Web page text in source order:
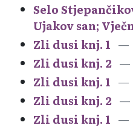
Selo
Ujakov san;
Zli dusi knj. 1
Zli dusi knj. 2
Zli dusi knj. 1
Zli dusi knj. 2
Zli dusi knj. 1